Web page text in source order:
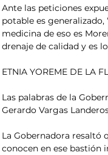
Ante las peticiones
potable es
medicina de eso es
drenaje de calidad y es
ETNIA YOREME DE LA
Las palabras de la
Gerardo Vargas
La Gobernadora resaltó
conocen en ese bastión